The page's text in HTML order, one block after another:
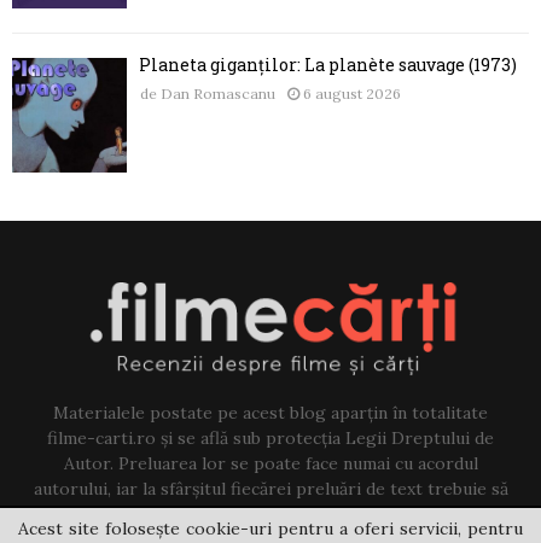
Planeta giganților: La planète sauvage (1973)
de Dan Romascanu 6 august 2026
Materialele postate pe acest blog aparțin în totalitate
filme-carti.ro și se află sub protecția Legii Dreptului de
Autor. Preluarea lor se poate face numai cu acordul
autorului, iar la sfârșitul fiecărei preluări de text trebuie să
existe un link către acest blog.
Acest site folosește cookie-uri pentru a oferi servicii, pentru